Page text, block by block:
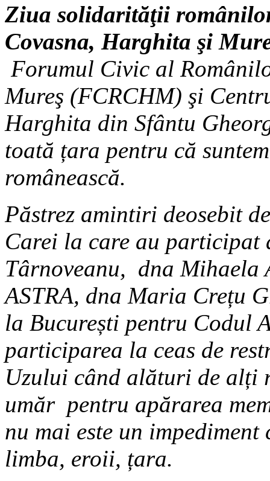
Ziua solidarităţii
Covasna, Harghita şi
Forumul Civic al
Mureş (FCRCHM) şi
Harghita din Sfântu
toată țara pentru că
românească.
Păstrez amintiri deosebit
Carei la care au
Târnoveanu, dna Mihaela
ASTRA, dna Maria Crețu
la București pentru Codul
participarea la ceas de
Uzului când alături de alți
umăr pentru apărarea
nu mai este un impediment
limba, eroii, țara.